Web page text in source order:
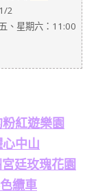
2
、星期六：11:00
紅遊樂園
中山
廷玫瑰花園
纜車